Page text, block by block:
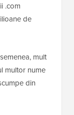
.com
de
mult
multor nume
din